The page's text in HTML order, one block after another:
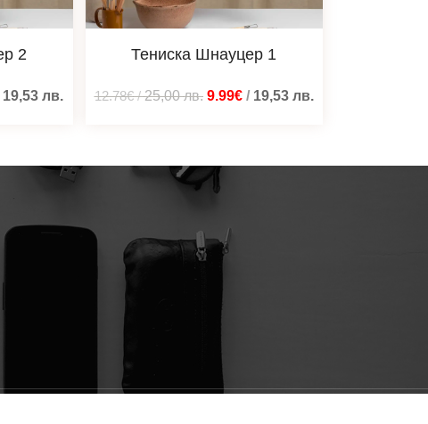
2
19,53лв.
Тениска Шнауцер 1
12.78€/25,00лв. 9.99€/ 19,53 лв.